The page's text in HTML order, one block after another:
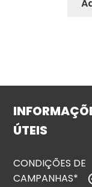
ÚTEIS
CONDIÇÕES DE
CAMPANHAS*